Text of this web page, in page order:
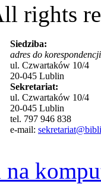
rights
Siedziba:
adres do
ul. Czwartaków 10/4
20-045 Lublin
Sekretariat:
ul. Czwartaków 10/4
20-045 Lublin
tel. 797 946 838
e-mail: